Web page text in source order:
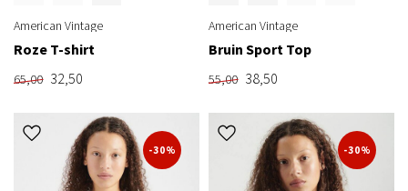
American Vintage
Roze T-shirt
65,00 32,50
American Vintage
Bruin Sport Top
55,00 38,50
-30% -30%